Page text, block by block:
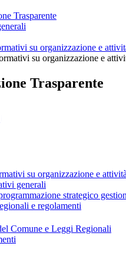
Trasparente
su organizzazione e
su organizzazione e
Trasparente
su organizzazione e attività
generali
strategico
e regolamenti
Comune e Leggi Regionali